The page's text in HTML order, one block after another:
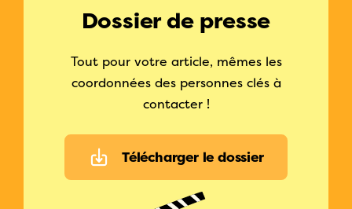
Dossier de presse
Tout pour votre article, mêmes les
coordonnées des personnes clés à
contacter !
Télécharger le dossier